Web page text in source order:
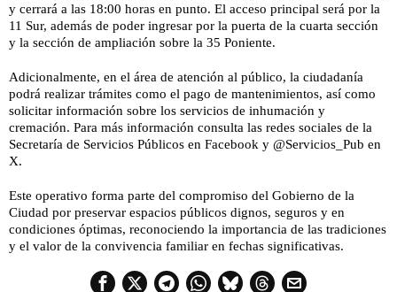
y cerrará a las 18:00 horas en punto. El acceso principal será por la
11 Sur, además de poder ingresar por la puerta de la cuarta sección
y la sección de ampliación sobre la 35 Poniente.
Adicionalmente, en el área de atención al público, la ciudadanía
podrá realizar trámites como el pago de mantenimientos, así como
solicitar información sobre los servicios de inhumación y
cremación. Para más información consulta las redes sociales de la
Secretaría de Servicios Públicos en Facebook y @Servicios_Pub en
X.
Este operativo forma parte del compromiso del Gobierno de la
Ciudad por preservar espacios públicos dignos, seguros y en
condiciones óptimas, reconociendo la importancia de las tradiciones
y el valor de la convivencia familiar en fechas significativas.